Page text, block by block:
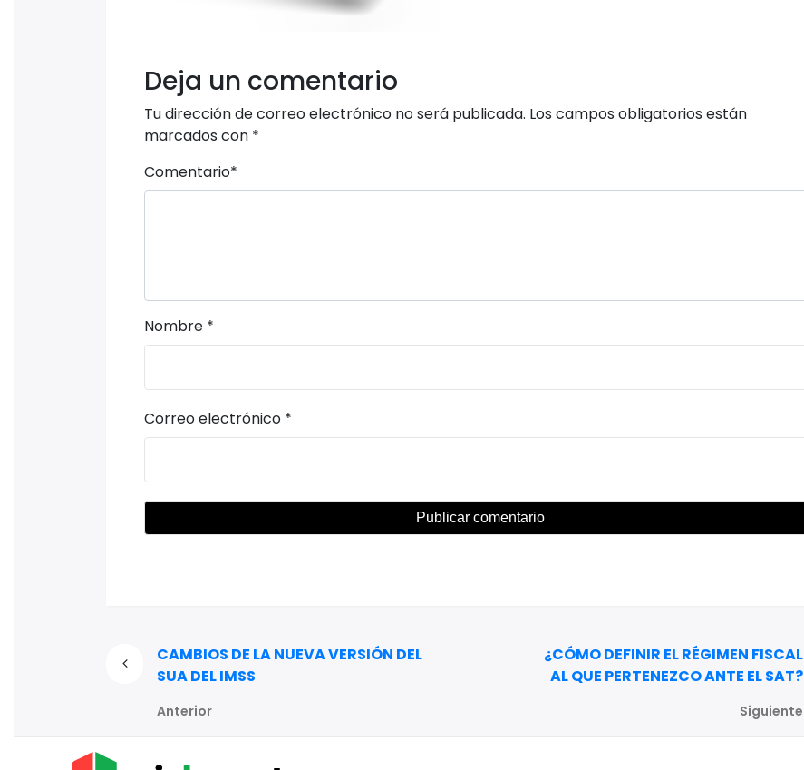
Deja un comentario
Tu dirección de correo electrónico no será publicada. Los campos obligatorios están
marcados con *
Comentario*
Nombre *
Correo electrónico *
CAMBIOS DE LA NUEVA VERSIÓN DEL
SUA DEL IMSS
Anterior
¿CÓMO DEFINIR EL RÉGIMEN FISCAL
AL QUE PERTENEZCO ANTE EL SAT?
Siguiente